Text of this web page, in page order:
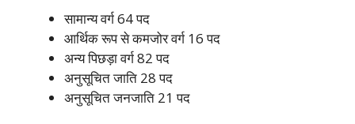
सामान्य वर्ग 64 पद
आर्थिक रूप से कमजोर वर्ग 16 पद
अन्य पिछड़ा वर्ग 82 पद
अनुसूचित जाति 28 पद
अनुसूचित जनजाति 21 पद